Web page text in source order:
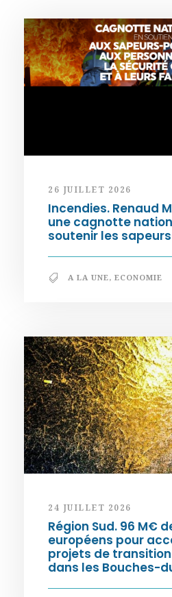
26 JUILLET 2026
Incendies. Renaud
une cagnotte
soutenir les
A LA UNE, ECONOMIE
24 JUILLET 2026
Région Sud. 96 M€
européens pour
projets de
dans les Bouches-